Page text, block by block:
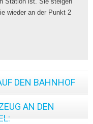
wieder an der Punkt 2
DEN BAHNHOF
AN DEN